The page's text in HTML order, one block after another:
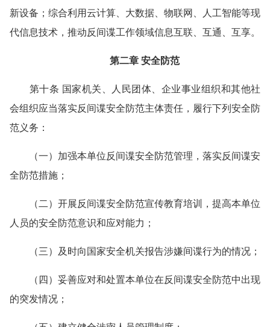
新设备；综合利用云计算、大数据、物联网、人工智能等现
代信息技术，推动反间谍工作领域信息互联、互通、互享。
第二章 安全防范
第十条 国家机关、人民团体、企业事业组织和其他社
会组织应当落实反间谍安全防范主体责任，履行下列安全防
范义务：
（一）加强本单位反间谍安全防范管理，落实反间谍安
全防范措施；
（二）开展反间谍安全防范宣传教育培训，提高本单位
人员的安全防范意识和应对能力；
（三）及时向国家安全机关报告涉嫌间谍行为的情况；
（四）妥善应对和处置本单位在反间谍安全防范中出现
的突发情况；